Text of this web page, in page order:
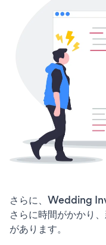
さらに、Wedding
さらに時間がかかり
があります。